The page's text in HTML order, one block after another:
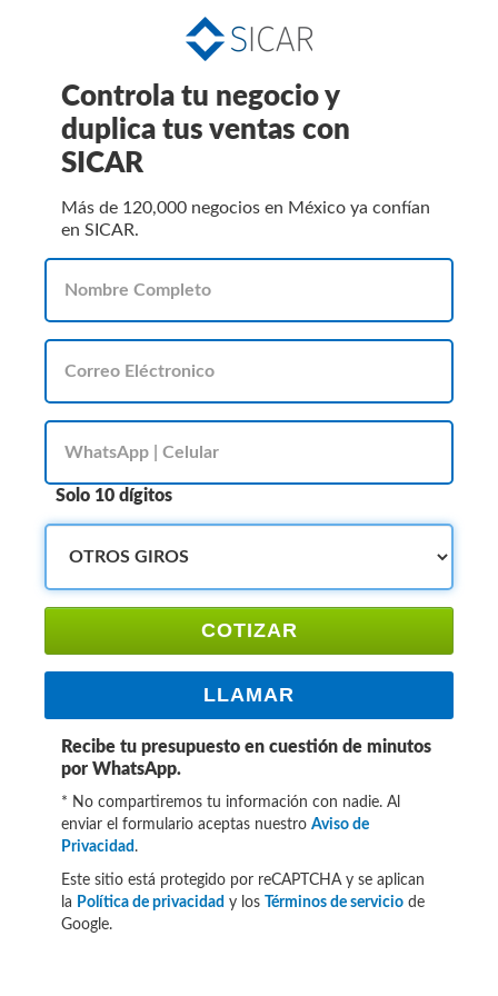
Controla tu negocio y
duplica tus ventas con
SICAR
Más de 120,000 negocios en México ya confían
en SICAR.
Solo 10 dígitos
COTIZAR
LLAMAR
Recibe tu presupuesto en cuestión de minutos
por WhatsApp.
* No compartiremos tu información con nadie. Al
enviar el formulario aceptas nuestro Aviso de
Privacidad .
Este sitio está protegido por reCAPTCHA y se aplican
la Política de privacidad y los Términos de servicio de
Google.